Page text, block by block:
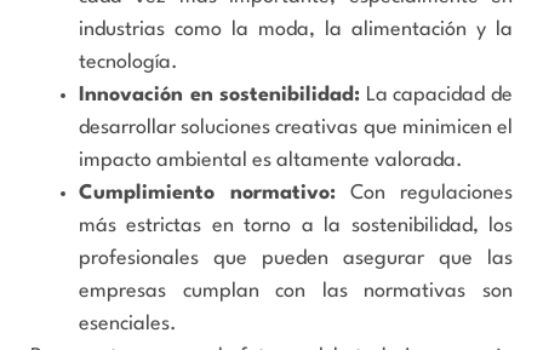
industrias como la moda, la alimentación y la
tecnología.
Innovación en sostenibilidad: La capacidad de
desarrollar soluciones creativas que minimicen el
impacto ambiental es altamente valorada.
Cumplimiento normativo: Con regulaciones
más estrictas en torno a la sostenibilidad, los
profesionales que pueden asegurar que las
empresas cumplan con las normativas son
esenciales.